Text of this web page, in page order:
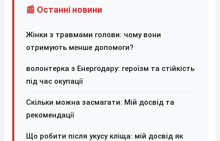
📰 Останні новини
Жінки з травмами голови: чому вони
отримують менше допомоги?
волонтерка з Енергодару: героїзм та стійкість
під час окупації
Скільки можна засмагати: Мій досвід та
рекомендації
Що робити після укусу кліща: мій досвід як